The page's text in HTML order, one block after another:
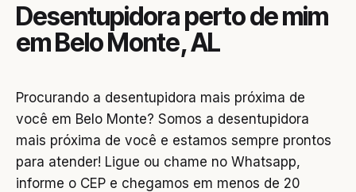
Desentupidora perto de mim
em Belo Monte, AL
Procurando a desentupidora mais próxima de
você em Belo Monte? Somos a desentupidora
mais próxima de você e estamos sempre prontos
para atender! Ligue ou chame no Whatsapp,
informe o CEP e chegamos em menos de 20